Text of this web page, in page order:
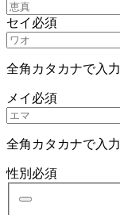
セイ 必須
全角カタカナで入力
メイ 必須
全角カタカナで入力
性別 必須